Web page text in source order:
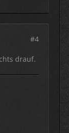
#4
drauf.